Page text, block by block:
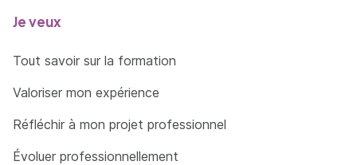
Je veux
Tout savoir sur la formation
Valoriser mon expérience
Réfléchir à mon projet professionnel
Évoluer professionnellement